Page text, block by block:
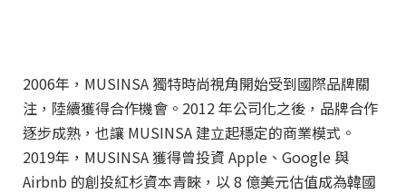
2006年，MUSINSA 獨特時尚視角開始受到國際品牌關
注，陸續獲得合作機會。2012 年公司化之後，品牌合作
逐步成熟，也讓 MUSINSA 建立起穩定的商業模式。
2019年，MUSINSA 獲得曾投資 Apple、Google 與
Airbnb 的創投紅杉資本青睞，以 8 億美元估值成為韓國